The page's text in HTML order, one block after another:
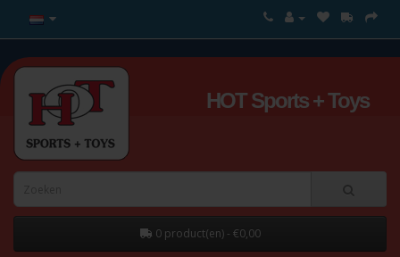
HOT Sports + Toys
0 product(en) - €0,00